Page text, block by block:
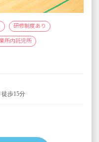
研修制度あり
所内託児所
歩15分